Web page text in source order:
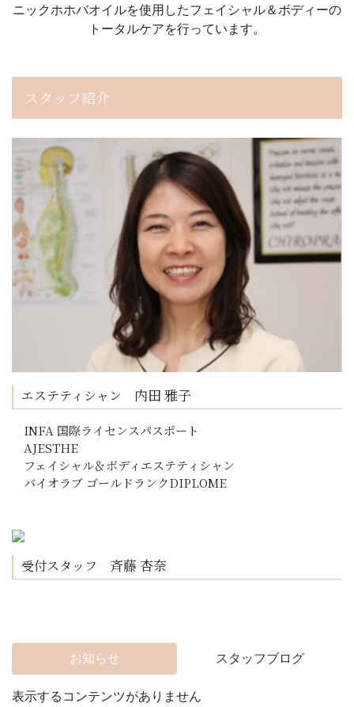
ニックホホバオイルを使用したフェイシャル＆ボディーの
トータルケアを行っています。
スタッフ紹介
エステティシャン 内田 雅子
INFA 国際ライセンスパスポート
AJESTHE
フェイシャル＆ボディエステティシャン
バイオラブ ゴールドランクDIPLOME
受付スタッフ 斉藤 杏奈
お知らせ スタッフブログ
表示するコンテンツがありません